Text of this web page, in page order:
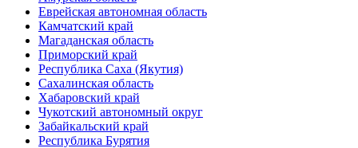
Еврейская автономная область
Камчатский край
Магаданская область
Приморский край
Республика Саха (Якутия)
Сахалинская область
Хабаровский край
Чукотский автономный округ
Забайкальский край
Республика Бурятия